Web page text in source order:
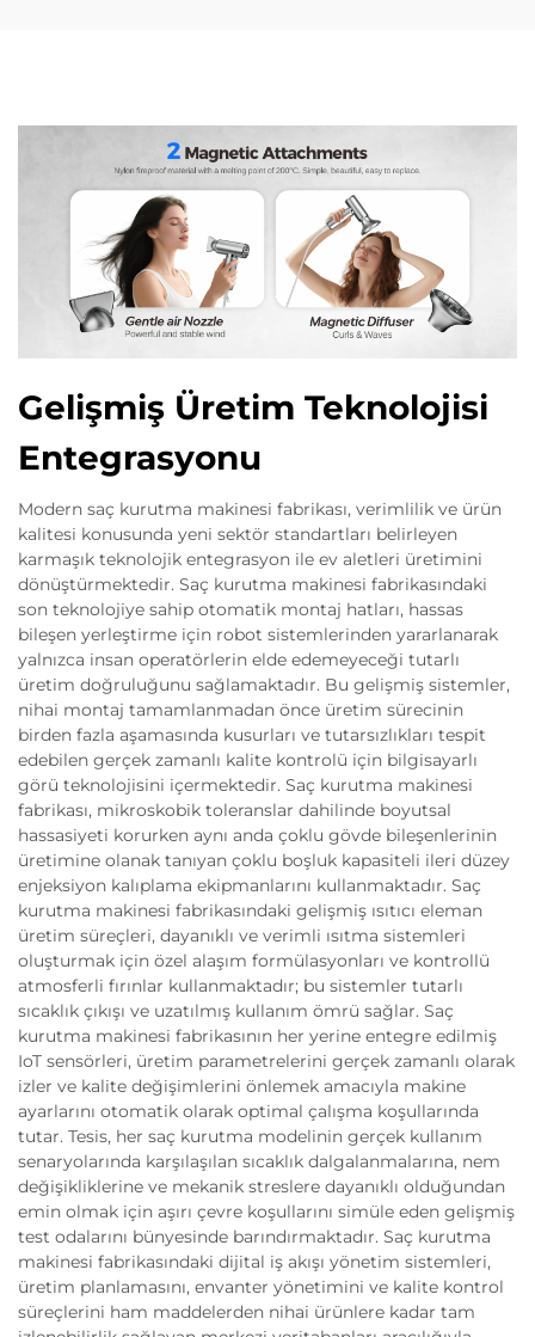
Gelişmiş Üretim Teknolojisi
Entegrasyonu
Modern saç kurutma makinesi fabrikası, verimlilik ve ürün
kalitesi konusunda yeni sektör standartları belirleyen
karmaşık teknolojik entegrasyon ile ev aletleri üretimini
dönüştürmektedir. Saç kurutma makinesi fabrikasındaki
son teknolojiye sahip otomatik montaj hatları, hassas
bileşen yerleştirme için robot sistemlerinden yararlanarak
yalnızca insan operatörlerin elde edemeyeceği tutarlı
üretim doğruluğunu sağlamaktadır. Bu gelişmiş sistemler,
nihai montaj tamamlanmadan önce üretim sürecinin
birden fazla aşamasında kusurları ve tutarsızlıkları tespit
edebilen gerçek zamanlı kalite kontrolü için bilgisayarlı
görü teknolojisini içermektedir. Saç kurutma makinesi
fabrikası, mikroskobik toleranslar dahilinde boyutsal
hassasiyeti korurken aynı anda çoklu gövde bileşenlerinin
üretimine olanak tanıyan çoklu boşluk kapasiteli ileri düzey
enjeksiyon kalıplama ekipmanlarını kullanmaktadır. Saç
kurutma makinesi fabrikasındaki gelişmiş ısıtıcı eleman
üretim süreçleri, dayanıklı ve verimli ısıtma sistemleri
oluşturmak için özel alaşım formülasyonları ve kontrollü
atmosferli fırınlar kullanmaktadır; bu sistemler tutarlı
sıcaklık çıkışı ve uzatılmış kullanım ömrü sağlar. Saç
kurutma makinesi fabrikasının her yerine entegre edilmiş
IoT sensörleri, üretim parametrelerini gerçek zamanlı olarak
izler ve kalite değişimlerini önlemek amacıyla makine
ayarlarını otomatik olarak optimal çalışma koşullarında
tutar. Tesis, her saç kurutma modelinin gerçek kullanım
senaryolarında karşılaşılan sıcaklık dalgalanmalarına, nem
değişikliklerine ve mekanik streslere dayanıklı olduğundan
emin olmak için aşırı çevre koşullarını simüle eden gelişmiş
test odalarını bünyesinde barındırmaktadır. Saç kurutma
makinesi fabrikasındaki dijital iş akışı yönetim sistemleri,
üretim planlamasını, envanter yönetimini ve kalite kontrol
süreçlerini ham maddelerden nihai ürünlere kadar tam